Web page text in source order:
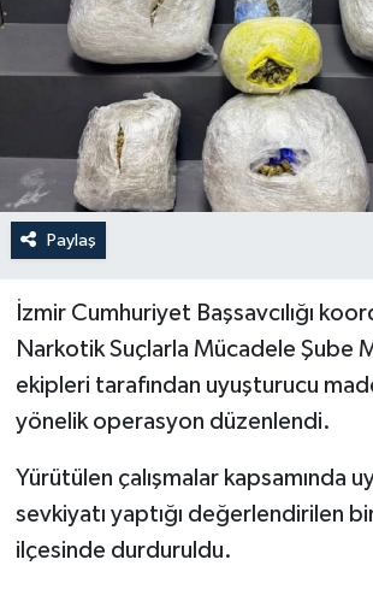
Paylaş
İzmir Cumhuriyet Başsavcılığı
Narkotik Suçlarla Mücadele Şube
ekipleri tarafından uyuşturucu
yönelik operasyon düzenlendi.
Yürütülen çalışmalar kapsamında
sevkiyatı yaptığı değerlendirilen
ilçesinde durduruldu.
Anali̇z
Bi̇li̇m & Teknoloji̇
Dünya
Eği̇ti̇m